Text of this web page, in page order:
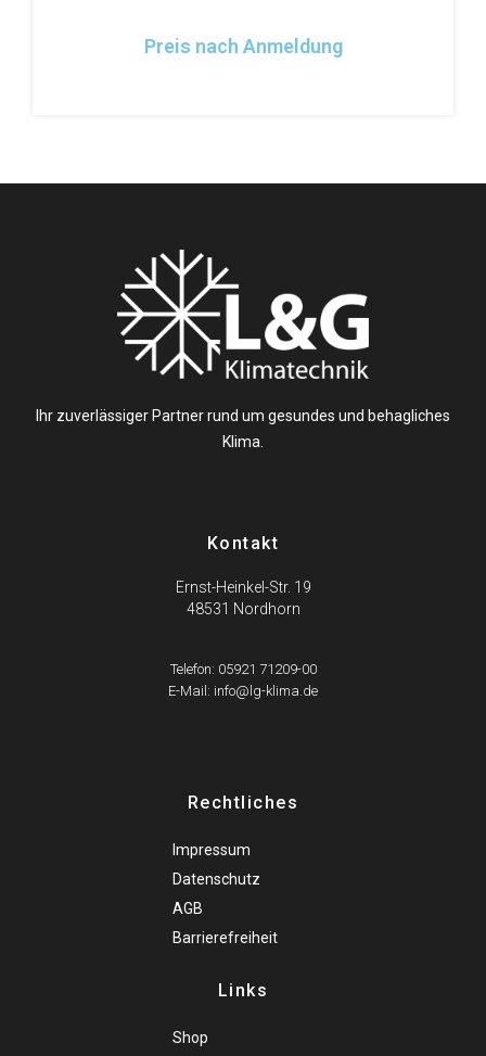
Preis nach Anmeldung
Ihr zuverlässiger Partner rund um gesundes und behagliches
Klima.
Kontakt
Ernst-Heinkel-Str. 19
48531 Nordhorn
Telefon: 05921 71209-00
E-Mail: info@lg-klima.de
Rechtliches
Impressum
Datenschutz
AGB
Barrierefreiheit
Links
Shop